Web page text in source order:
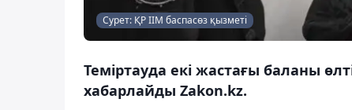
Сурет: ҚР ІІМ баспасөз қызметі
Теміртауда екі жастағы баланы
хабарлайды Zakon.kz.